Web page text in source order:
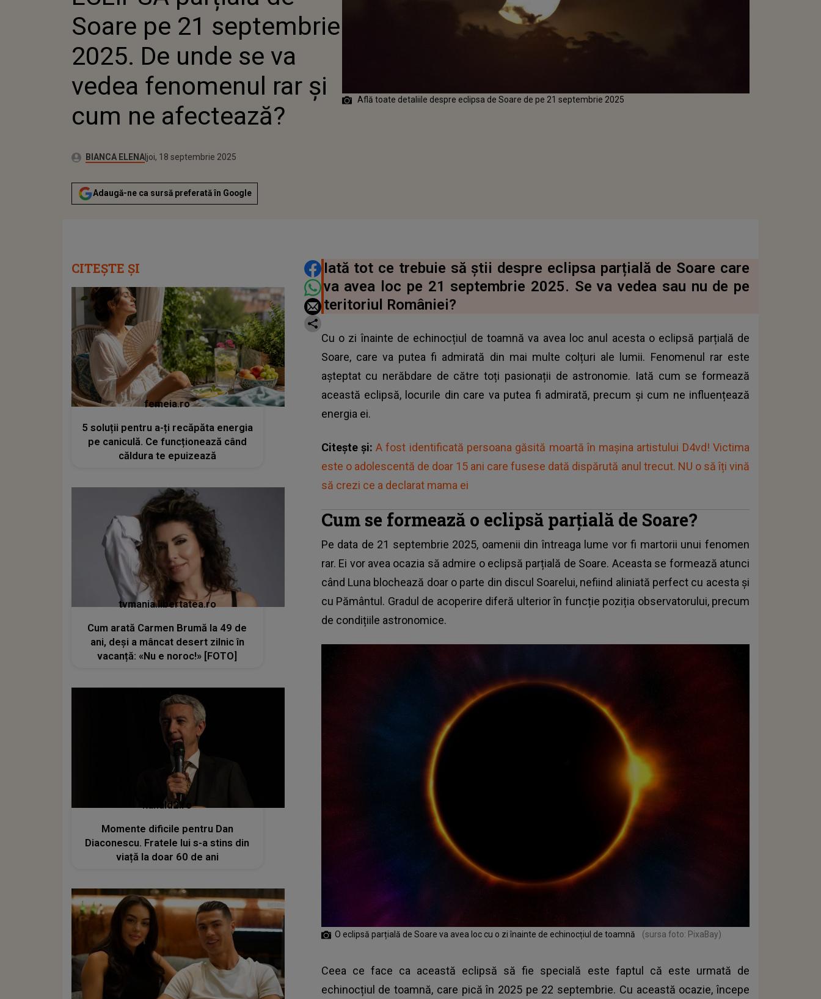
VEDEA FENOMENUL RAR
ȘI CUM NE AFECTEAZĂ?
Soare pe 21 septembrie
2025. De unde se va
vedea fenomenul rar și
cum ne afectează?
Autor:BIANCA ELENAPublicat:
joi, 18 septembrie 2025
Actualizat:
joi, 18 septembrie 2025
Adaugă-ne ca sursă preferată în Google
Află toate detaliile despre eclipsa de Soare de pe 21 septembrie 2025
DISTRIBUIE ARTICOLUL
Iată tot ce trebuie să știi despre eclipsa parțială de Soare care
va avea loc pe 21 septembrie 2025. Se va vedea sau nu de pe
teritoriul României?
Cu o zi înainte de echinocțiul de toamnă va avea loc anul acesta o eclipsă parțială de
Soare, care va putea fi admirată din mai multe colțuri ale lumii. Fenomenul rar este
așteptat cu nerăbdare de către toți pasionații de astronomie. Iată cum se formează
această eclipsă, locurile din care va putea fi admirată, precum și cum ne influențează
energia ei.
Citește și:A fost identificată persoana găsită moartă în mașina artistului D4vd! Victima
este o adolescentă de doar 15 ani care fusese dată dispărută anul trecut. NU o să îți vină
să crezi ce a declarat mama ei
Cum se formează o eclipsă parțială de Soare?
Pe data de 21 septembrie 2025, oamenii din întreaga lume vor fi martorii unui fenomen
rar. Ei vor avea ocazia să admire o eclipsă parțială de Soare. Aceasta se formează atunci
când Luna blochează doar o parte din discul Soarelui, nefiind aliniată perfect cu acesta și
cu Pământul. Gradul de acoperire diferă ulterior în funcție poziția observatorului, precum
de condițiile astronomice.
O eclipsă parțială de Soare va avea loc cu o zi înainte de echinocțiul de toamnă (sursa foto: PixaBay)
Ceea ce face ca această eclipsă să fie specială este faptul că este urmată de
echinocțiul de toamnă, care pică în 2025 pe 22 septembrie. Cu această ocazie, începe
CITEȘTE ȘI
femeia.ro
5 soluții pentru a-ți recăpăta energia
pe caniculă. Ce funcționează când
căldura te epuizează
tvmania.libertatea.ro
Cum arată Carmen Brumă la 49 de
ani, deși a mâncat desert zilnic în
vacanță: «Nu e noroc!» [FOTO]
kanald2.ro
Momente dificile pentru Dan
Diaconescu. Fratele lui s-a stins din
viață la doar 60 de ani